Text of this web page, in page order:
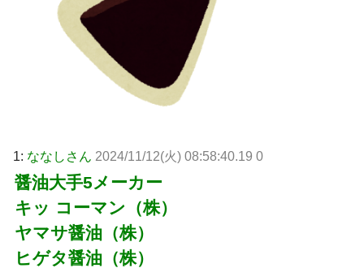
1: ななしさん 2024/11/12(火) 08:58:40.19 0
醤油大手5メーカー
キッ コーマン（株）
ヤマサ醤油（株）
ヒゲタ醤油（株）